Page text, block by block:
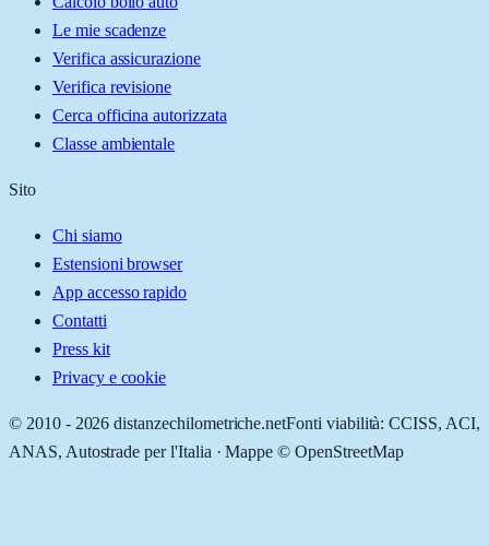
Le mie scadenze
Verifica assicurazione
Verifica revisione
Cerca officina autorizzata
Classe ambientale
Sito
Chi siamo
Estensioni browser
App accesso rapido
Contatti
Press kit
Privacy e cookie
© 2010 - 2026 distanzechilometriche.netFonti viabilità: CCISS, ACI,
ANAS, Autostrade per l'Italia · Mappe © OpenStreetMap